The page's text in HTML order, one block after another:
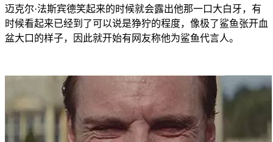
迈克尔·法斯宾德笑起来的时候就会露出他那一口大白牙，有
时候看起来已经到了可以说是狰狞的程度，像极了鲨鱼张开血
盆大口的样子，因此就开始有网友称他为鲨鱼代言人。